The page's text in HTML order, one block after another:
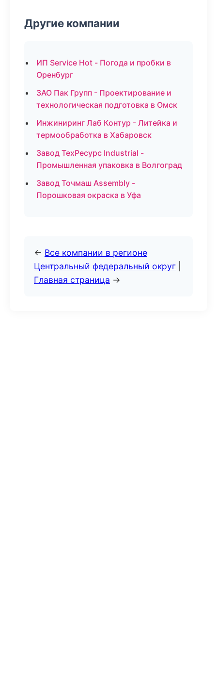
Другие компании
ИП Service Hot - Погода и пробки в
Оренбург
ЗАО Пак Групп - Проектирование и
технологическая подготовка в Омск
Инжиниринг Лаб Контур - Литейка и
термообработка в Хабаровск
Завод ТехРесурс Industrial -
Промышленная упаковка в Волгоград
Завод Точмаш Assembly -
Порошковая окраска в Уфа
← Все компании в регионе
Центральный федеральный округ
Главная страница →